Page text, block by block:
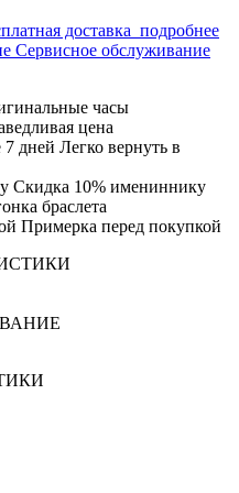
доставка подробнее
Сервисное обслуживание
часы
цена
Легко вернуть в
Скидка 10% имениннику
браслета
Примерка перед покупкой